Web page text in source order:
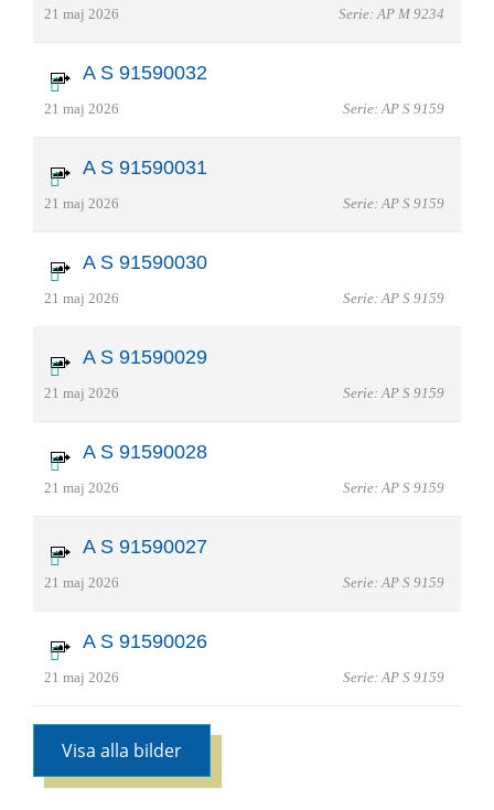
21 maj 2026 Serie: AP M 9234
A S 91590032
21 maj 2026 Serie: AP S 9159
A S 91590031
21 maj 2026 Serie: AP S 9159
A S 91590030
21 maj 2026 Serie: AP S 9159
A S 91590029
21 maj 2026 Serie: AP S 9159
A S 91590028
21 maj 2026 Serie: AP S 9159
A S 91590027
21 maj 2026 Serie: AP S 9159
A S 91590026
21 maj 2026 Serie: AP S 9159
Visa alla bilder